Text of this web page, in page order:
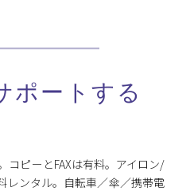
ポートする
コピーとFAXは有料。アイロン/
レンタル。自転車／傘／携帯電